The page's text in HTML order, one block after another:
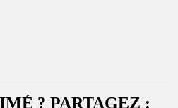
? PARTAGEZ :